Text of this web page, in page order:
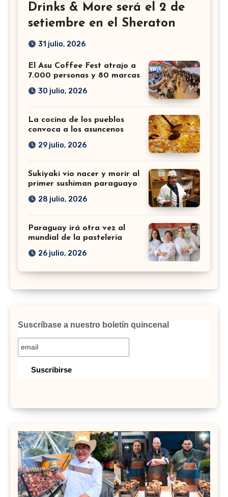
Drinks & More será el 2 de
setiembre en el Sheraton
31 julio, 2026
El Asu Coffee Fest atrajo a
7.000 personas y 80 marcas
30 julio, 2026
La cocina de los pueblos
convoca a los asuncenos
29 julio, 2026
Sukiyaki vio nacer y morir al
primer sushiman paraguayo
28 julio, 2026
Paraguay irá otra vez al
mundial de la pastelería
26 julio, 2026
Suscríbase a nuestro boletín quincenal